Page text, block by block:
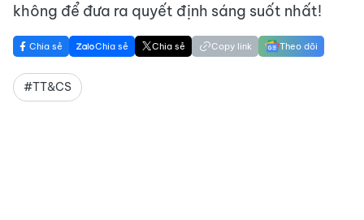
không để đưa ra quyết định sáng suốt nhất!
Chia sẻ Chia sẻ Chia sẻ Copy link Theo dõi
#TT&CS